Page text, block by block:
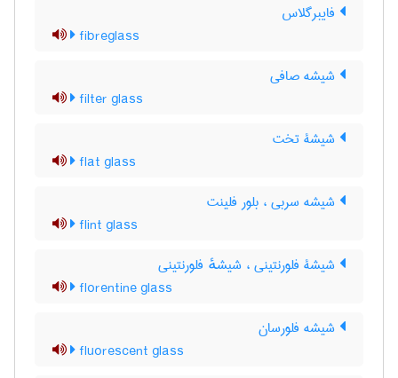
فایبرگلاس
fibreglass
شیشه صافی
filter glass
شیشۀ تخت
flat glass
شیشه سربی ، بلور فلینت
flint glass
شیشۀ فلورنتینی ، شیشهٔ فلورنتینی
florentine glass
شیشه فلورسان
fluorescent glass